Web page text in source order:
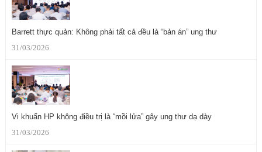
Barrett thực quản: Không phải tất cả đều là “bản án” ung thư
31/03/2026
Vi khuẩn HP không điều trị là “mồi lửa” gây ung thư dạ dày
31/03/2026